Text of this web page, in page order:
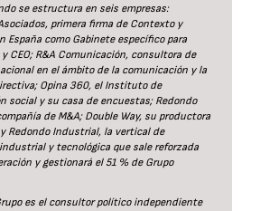
se estructura en seis empresas:
primera firma de Contexto y
España como Gabinete específico para
CEO; R&A Comunicación, consultora de
en el ámbito de la comunicación y la
Opina 360, el Instituto de
social y su casa de encuestas; Redondo
de M&A; Double Way, su productora
Redondo Industrial, la vertical de
y tecnológica que sale reforzada
y gestionará el 51 % de Grupo
es el consultor político independiente